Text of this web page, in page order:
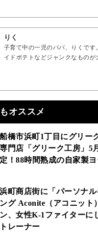
りく
子育て中の一児のパパ、りくです
イドポテトなどジャンクなものが
オススメ
船橋市浜町1丁目にグリー
専門店「グリーク工房」5
定！88時間熟成の自家製ヨ
浜町商店街に「パーソナ
ング Aconite（アコニット
ン、女性K-1ファイターに
トレーナー